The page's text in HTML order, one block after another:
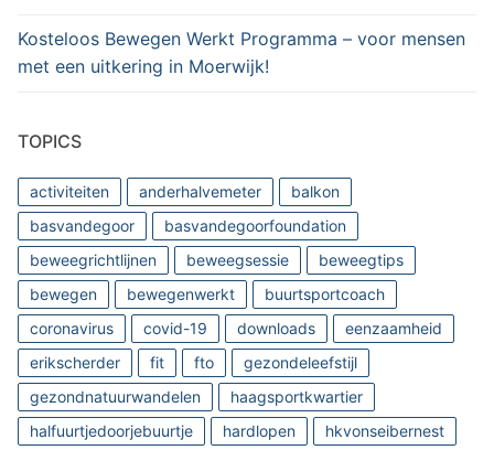
Kosteloos Bewegen Werkt Programma – voor mensen
met een uitkering in Moerwijk!
TOPICS
activiteiten anderhalvemeter
balkon
basvandegoor
basvandegoorfoundation
beweegrichtlijnen
beweegsessie
beweegtips
bewegen
bewegenwerkt
buurtsportcoach
coronavirus
covid-19 downloads
eenzaamheid
erikscherder
fit fto
gezondeleefstijl
gezondnatuurwandelen
haagsportkwartier
halfuurtjedoorjebuurtje
hardlopen
hkvonseibernest